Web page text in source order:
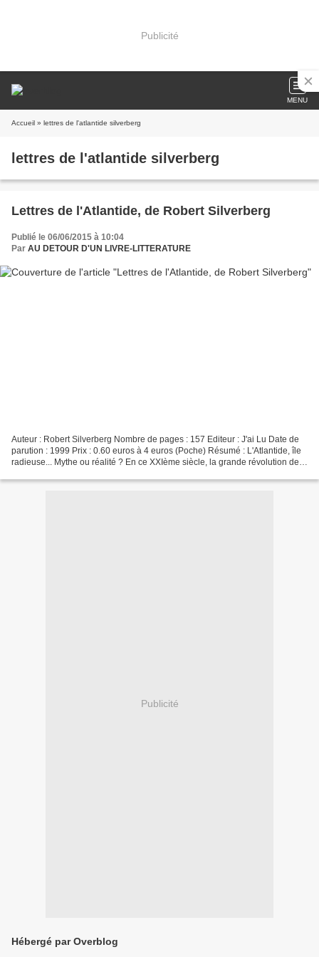
Publicité
MENU
Accueil » lettres de l'atlantide silverberg
lettres de l'atlantide silverberg
Lettres de l'Atlantide, de Robert Silverberg
Publié le 06/06/2015 à 10:04
Par AU DETOUR D'UN LIVRE-LITTERATURE
Auteur : Robert Silverberg Nombre de pages : 157 Editeur : J'ai Lu Date de
parution : 1999 Prix : 0.60 euros à 4 euros (Poche) Résumé : L'Atlantide, île
radieuse... Mythe ou réalité ? En ce XXIème siècle, la grande révolution de
Publicité
Hébergé par Overblog